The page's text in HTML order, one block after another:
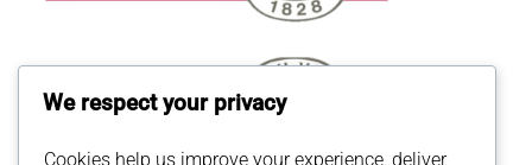
We respect your privacy
Cookies help us improve your experience, deliver